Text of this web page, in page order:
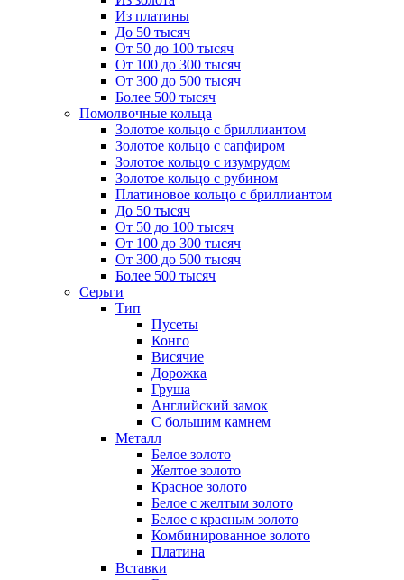
Из платины
До 50 тысяч
От 50 до 100 тысяч
От 100 до 300 тысяч
От 300 до 500 тысяч
Более 500 тысяч
Помолвочные кольца
Золотое кольцо с бриллиантом
Золотое кольцо с сапфиром
Золотое кольцо с изумрудом
Золотое кольцо с рубином
Платиновое кольцо с бриллиантом
До 50 тысяч
От 50 до 100 тысяч
От 100 до 300 тысяч
От 300 до 500 тысяч
Более 500 тысяч
Серьги
Тип
Пусеты
Конго
Висячие
Дорожка
Груша
Английский замок
С большим камнем
Металл
Белое золото
Желтое золото
Красное золото
Белое с желтым золото
Белое с красным золото
Комбинированное золото
Платина
Вставки